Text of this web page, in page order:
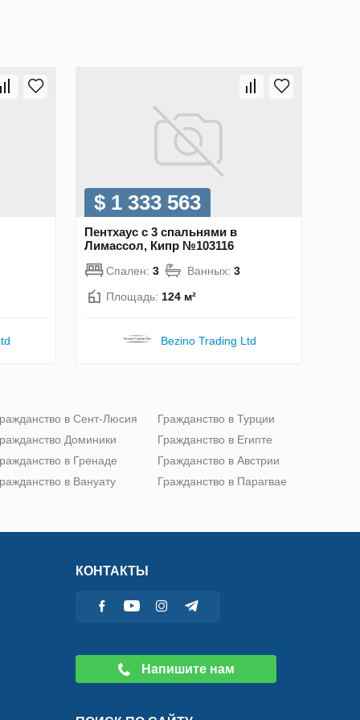
$ 1 333 563
Пентхаус с 3 спальнями в
Лимассол, Кипр №103116
Спален: 3 Ванных: 3
Площадь: 124 м²
Bezino Trading Ltd
в Сент-Люсия
Доминики
в Гренаде
в Вануату
Гражданство в Турции
Гражданство в Египте
Гражданство в Австрии
Гражданство в Парагвае
КОНТАКТЫ
Напишите нам